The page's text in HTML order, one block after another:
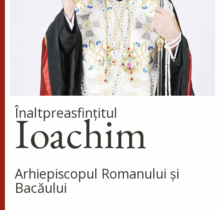
Apostolul zilei
Fraților, mi se pare că Dumnezeu, pe noi, apostolii,
ne-a arătat ca pe cei din urmă oameni, ca pe niște
osândiți la moarte, fiindcă ne-am făcut priveliște
lumii și îngerilor și...
Evanghelia zilei
În vremea aceea s-a apropiat de Iisus un om,
miluiește pe fiul meu, că este lunatic și pătimește
rău, căci adesea cade în...
Înaltpreasfinţitul
Ioachim
Arhiepiscopul Romanului și
Bacăului